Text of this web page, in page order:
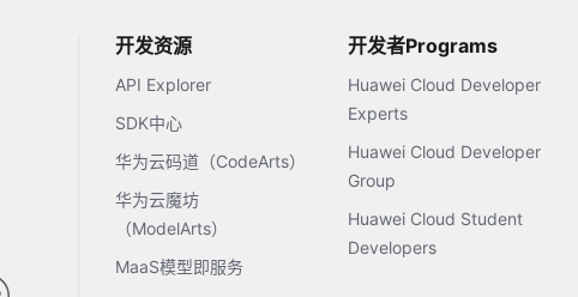
开发资源
API Explorer
SDK中心
华为云码道（CodeArts）
华为云魔坊
（ModelArts）
MaaS模型即服务
开发者Programs
Huawei Cloud Developer
Experts
Huawei Cloud Developer
Group
Huawei Cloud Student
Developers